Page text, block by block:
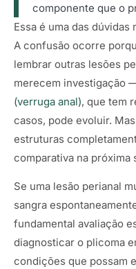
componente que o
Essa é uma das
A confusão ocorre
lembrar outras lesões
merecem investigação
(verruga anal), que tem
casos, pode evoluir.
estruturas
comparativa na próxima
Se uma lesão perianal
sangra
fundamental avaliação
diagnosticar o plicoma
condições que possam